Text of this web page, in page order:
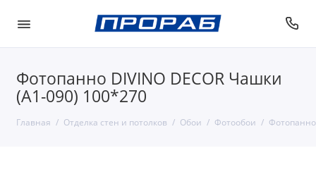
Фотопанно DIVINO DECOR Чашки
(А1-090) 100*270
Главная Отделка стен и потолков Обои Фотообои